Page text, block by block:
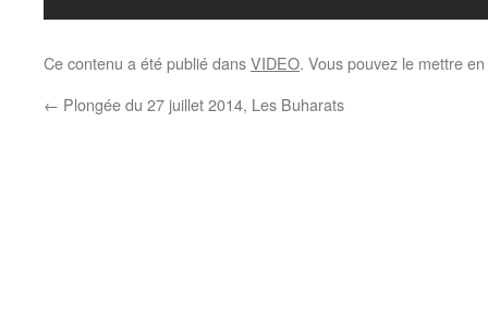
Ce contenu a été publié dansVIDEO. Vous pouvez le mettre
← Plongée du 27 juillet 2014, Les Buharats